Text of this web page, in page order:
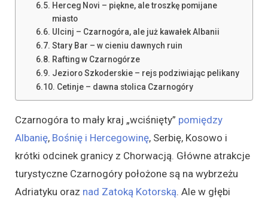
Herceg Novi – piękne, ale troszkę pomijane
miasto
Ulcinj – Czarnogóra, ale już kawałek Albanii
Stary Bar – w cieniu dawnych ruin
Rafting w Czarnogórze
Jezioro Szkoderskie – rejs podziwiając pelikany
Cetinje – dawna stolica Czarnogóry
Czarnogóra to mały kraj „wciśnięty” pomiędzy
Albanię, Bośnię i Hercegowinę, Serbię, Kosowo i
krótki odcinek granicy z Chorwacją. Główne atrakcje
turystyczne Czarnogóry położone są na wybrzeżu
Adriatyku oraz nad Zatoką Kotorską. Ale w głębi